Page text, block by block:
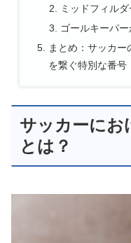
ミッドフィル
ゴールキーパ
まとめ：サッカ
を繋ぐ特別な番号
サッカーにお
とは？